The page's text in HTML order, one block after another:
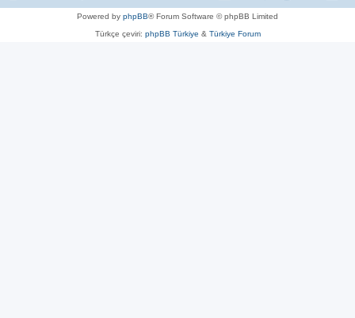
Powered by phpBB® Forum Software © phpBB Limited
Türkçe çeviri: phpBB Türkiye & Türkiye Forum